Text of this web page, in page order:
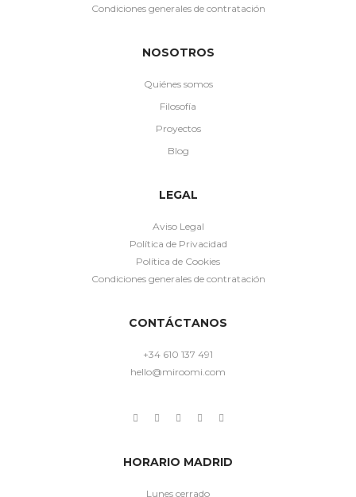
Condiciones generales de contratación
NOSOTROS
Quiénes somos
Filosofía
Proyectos
Blog
LEGAL
Aviso Legal
Política de Privacidad
Política de Cookies
Condiciones generales de contratación
CONTÁCTANOS
+34 610 137 491
hello@miroomi.com
HORARIO MADRID
Lunes cerrado